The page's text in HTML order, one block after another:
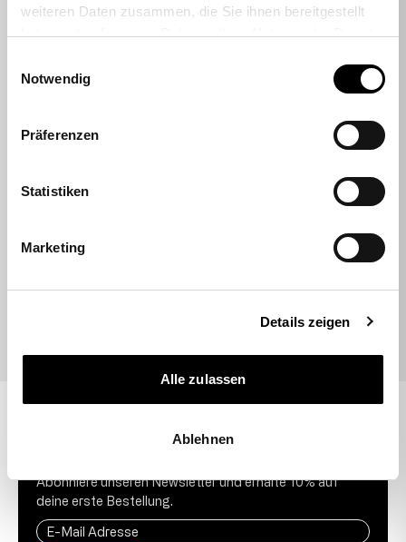
weiteren Daten zusammen, die Sie ihnen bereitgestellt
haben oder die sie im Rahmen Ihrer Nutzung der Dienste
Notwendig
Präferenzen
Statistiken
Marketing
Details zeigen
Alle zulassen
Ablehnen
Sehr empfehlenswert
Hatte online einen Sitness RS Sport Plus
Kunden Support top, super schnell und
Abonniere unseren Newsletter und erhalte 10% auf
deine erste Bestellung.